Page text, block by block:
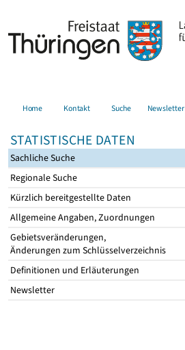
Home Kontakt Suche Newsletter
STATISTISCHE DATEN
Sachliche Suche
Regionale Suche
Kürzlich bereitgestellte Daten
Allgemeine Angaben, Zuordnungen
Gebietsveränderungen,
Änderungen zum Schlüsselverzeichnis
Definitionen und Erläuterungen
Newsletter